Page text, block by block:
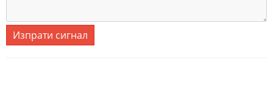
Изпрати сигнал